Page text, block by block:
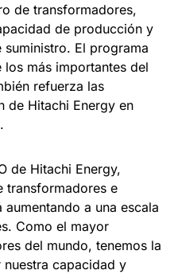
de transformadores,
de producción y
suministro. El programa
más importantes del
refuerza las
de Hitachi Energy en
de Hitachi Energy,
transformadores e
a una escala
Como el mayor
del mundo, tenemos la
capacidad y